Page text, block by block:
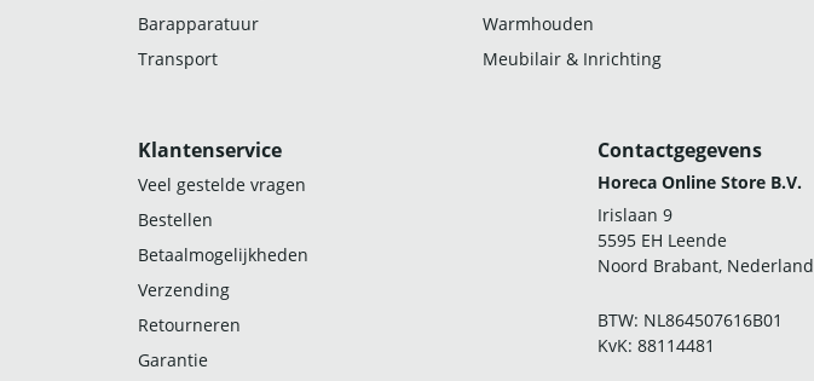
Barapparatuur
Warmhouden
Transport
Meubilair & Inrichting
Klantenservice
Veel gestelde vragen
Bestellen
Betaalmogelijkheden
Verzending
Retourneren
Garantie
Contactgegevens
Horeca Online Store B.V.
Irislaan 9
5595 EH Leende
Noord Brabant, Nederland
BTW: NL864507616B01
KvK: 88114481